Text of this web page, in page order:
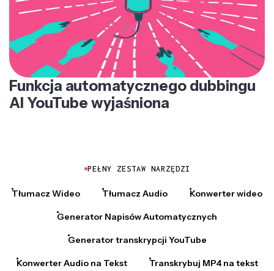
Funkcja automatycznego dubbingu
AI YouTube wyjaśniona
PEŁNY ZESTAW NARZĘDZI
Tłumacz Wideo Tłumacz Audio Konwerter wideo
Generator Napisów Automatycznych
Generator transkrypcji YouTube
Konwerter Audio na Tekst Transkrybuj MP4 na tekst